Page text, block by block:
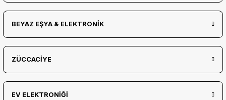
BEYAZ EŞYA & ELEKTRONİK
ZÜCCACİYE
EV ELEKTRONİĞİ